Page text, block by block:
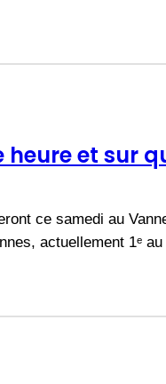
heure et sur
ce samedi au
actuellement 1ᵉ